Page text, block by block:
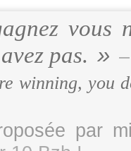
vous
pas.
winning, you
par